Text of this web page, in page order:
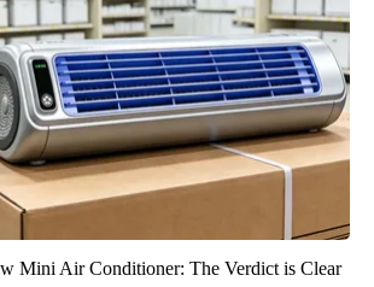
Mini Air Conditioner: The Verdict is Clear